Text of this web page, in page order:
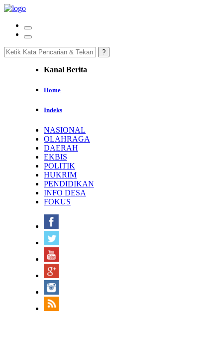
Kanal Berita
Home
Indeks
NASIONAL
OLAHRAGA
DAERAH
EKBIS
POLITIK
HUKRIM
PENDIDIKAN
INFO DESA
FOKUS